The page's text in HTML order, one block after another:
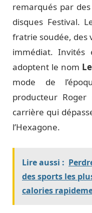
remarqués par
disques Festival.
fratrie soudée, des
immédiat. Invités
adoptent le nom
mode de
producteur
carrière qui
l’Hexagone.
Lire aussi :
des sports les
calories